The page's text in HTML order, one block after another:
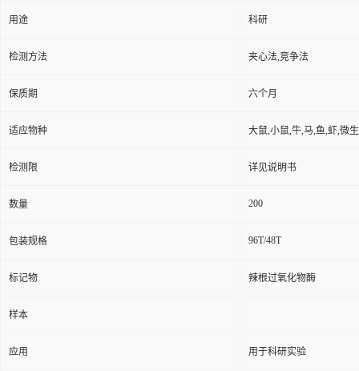
用途 科研
检测方法 夹心法,竞争法
保质期 六个月
适应物种 大鼠,小鼠,牛,马,鱼,虾,微
检测限 详见说明书
数量 200
包装规格 96T/48T
标记物 辣根过氧化物酶
样本
应用 用于科研实验